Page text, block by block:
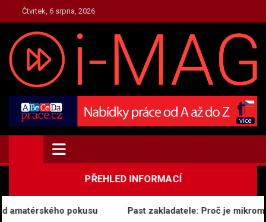
to
content
Čtvrtek, 6 srpna, 2026
TOP.I-MAG.CZ
Magazín Zpravodajství
PŘEHLED INFORMACÍ
pokusu Past zakladatele: Proč je